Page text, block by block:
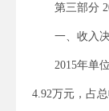
第三部分
一、收入
2015年单
4.92万元，占